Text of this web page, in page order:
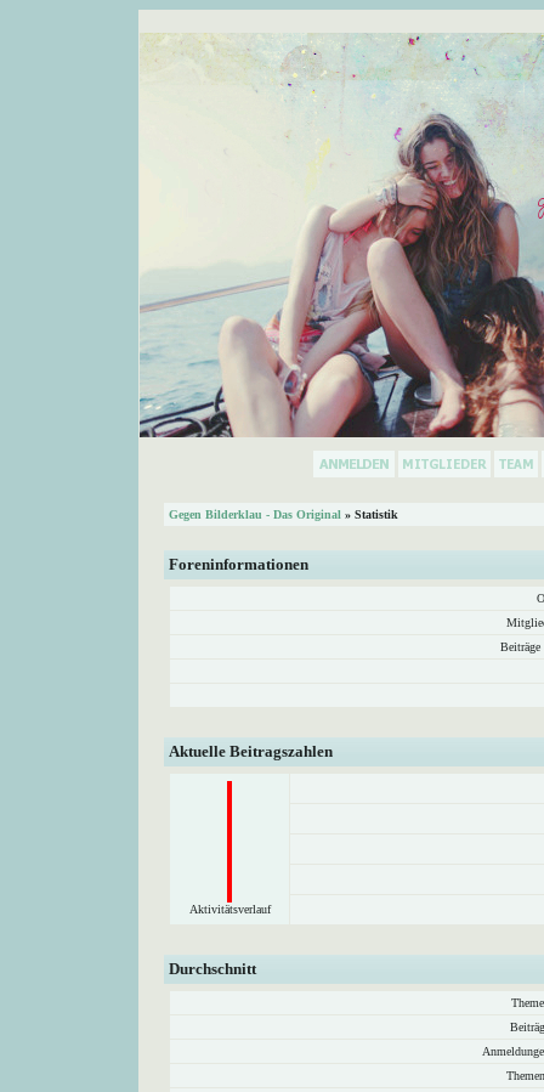
Gegen Bilderklau - Das Original » Statistik
Foreninformationen
Beiträge
Aktuelle Beitragszahlen
Aktivitätsverlauf
Durchschnitt